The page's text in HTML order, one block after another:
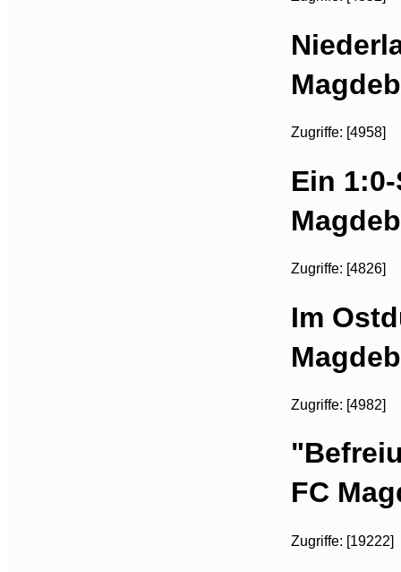
Zugriffe: [4958]
Ein
Zugriffe: [4826]
Im
Zugriffe: [4982]
FC
Zugriffe: [19222]